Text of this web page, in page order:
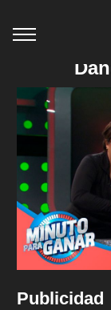
Publicidad